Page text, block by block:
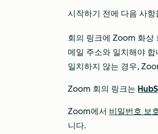
시작하기 전에 다음 사
회의 링크에 Zoom 화상
메일 주소와 일치해야 합
일치하지 않는 경우,
Zoom 회의 링크는
Zoom에서 비밀번호 보
니다.